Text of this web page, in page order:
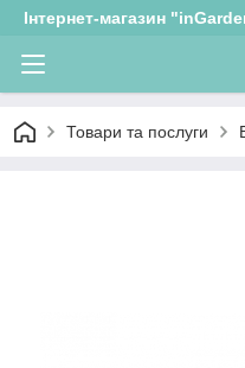
Інтернет-магазин
Товари та послуги